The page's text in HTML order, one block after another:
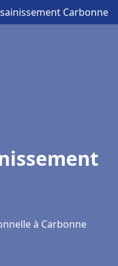
Carbonne
à Carbonne